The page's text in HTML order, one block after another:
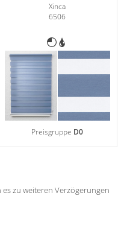
Xinca
6506
Preisgruppe D0
zu weiteren Verzögerungen